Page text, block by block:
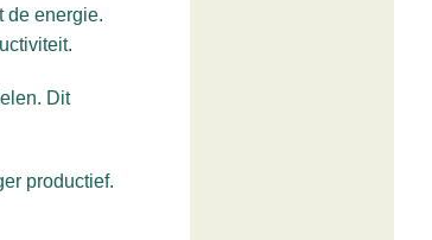
de energie.
Dit
productief.